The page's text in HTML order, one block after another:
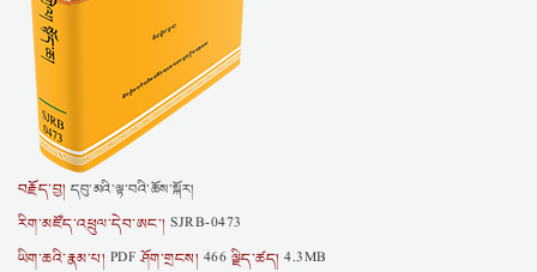
བརྗོད་བྱ། དབུ་མའི་ལྟ་བའི་ཆོས་སྐོར།
རིག་མཛོད་འཕྲུལ་དེབ་ཨང་། SJRB-0473
ཡིག་ཆའི་རྣམ་པ། PDF ཤོག་གྲངས། 466 ལྗིད་ཚད། 4.3MB